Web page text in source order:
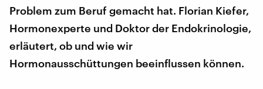
Problem zum Beruf gemacht hat. Florian Kiefer,
Hormonexperte und Doktor der Endokrinologie,
erläutert, ob und wie wir
Hormonausschüttungen beeinflussen können.